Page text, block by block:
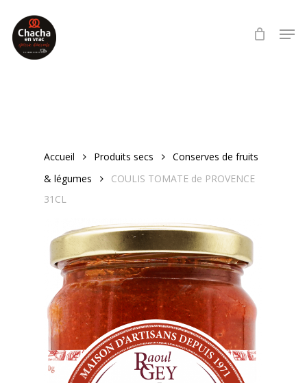
main
content
Accueil Produits secs
Conserves de fruits
& légumes
COULIS TOMATE de PROVENCE
31CL